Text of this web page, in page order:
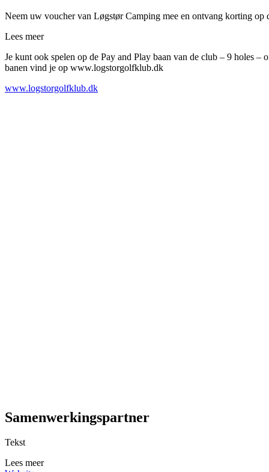
Neem uw voucher van Løgstør Camping mee en ontvang korting op
Lees meer
Je kunt ook spelen op de Pay and Play baan van de club – 9 holes
banen vind je op www.logstorgolfklub.dk
www.logstorgolfklub.dk
Samenwerkingspartner
Tekst
Lees meer